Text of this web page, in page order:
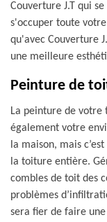
Couverture J.T qui
s'occuper toute
qu'avec Couverture
une meilleure
Peinture de
La peinture de
également votre
la maison, mais
la toiture entière.
combles de toit des
problèmes
sera fier de faire